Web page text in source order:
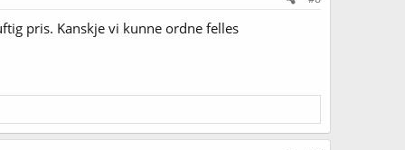
pris. Kanskje vi kunne ordne felles